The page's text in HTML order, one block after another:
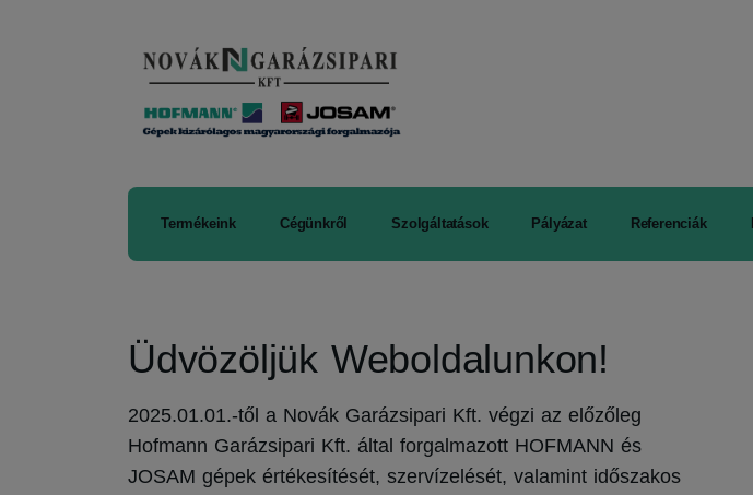
Termékeink Cégünkről Szolgáltatások Pályázat Referenciák
Üdvözöljük Weboldalunkon!
2025.01.01.-től a Novák Garázsipari Kft. végzi az előzőleg
Hofmann Garázsipari Kft. által forgalmazott HOFMANN és
JOSAM gépek értékesítését, szervízelését, valamint időszakos